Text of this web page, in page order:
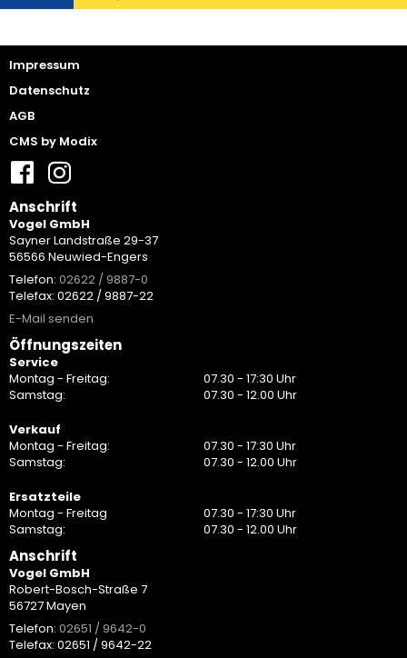
Impressum
Datenschutz
AGB
CMS by Modix
Anschrift
Vogel GmbH
Sayner Landstraße 29-37
56566 Neuwied-Engers
Telefon: 02622 / 9887-0
Telefax: 02622 / 9887-22
E-Mail senden
Öffnungszeiten
Service
Montag - Freitag:
07.30 - 17:30 Uhr
Samstag:
07.30 - 12.00 Uhr
Verkauf
Montag - Freitag:
07.30 - 17:30 Uhr
Samstag:
07.30 - 12.00 Uhr
Ersatzteile
Montag - Freitag
07.30 - 17:30 Uhr
Samstag:
07.30 - 12.00 Uhr
Anschrift
Vogel GmbH
Robert-Bosch-Straße 7
56727 Mayen
Telefon: 02651 / 9642-0
Telefax: 02651 / 9642-22